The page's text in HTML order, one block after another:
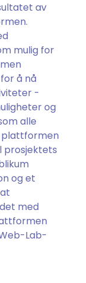
av
mulig for
å nå
-
og
alle
plattformen
prosjektets
og et
med
Lab-